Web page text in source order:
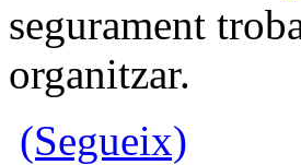
segurament
organitzar.
(Segueix)